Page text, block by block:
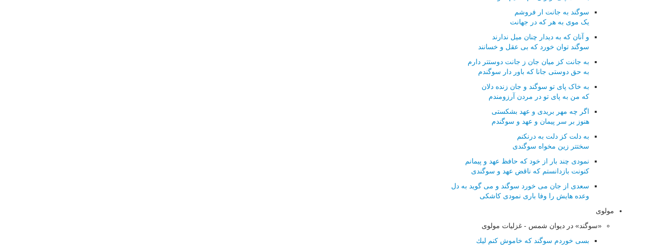
سوگند به جانت ار فروشم
یک موی به هر که در جهانت
و آنان که به دیدار چنان میل ندارند
سوگند توان خورد که بی عقل و خسانند
به جانت کز میان جان ز جانت دوستتر دارم
به حق دوستی جانا که باور دار سوگندم
به خاک پای تو سوگند و جان زنده دلان
که من به پای تو در مردن آرزومندم
اگر چه مهر بریدی و عهد بشکستی
هنوز بر سر پیمان و عهد و سوگندم
به دلت کز دلت به درنکنم
سختتر زین مخواه سوگندی
نمودی چند بار از خود که حافظ عهد و پیمانم
کنونت بازدانستم که ناقض عهد و سوگندی
سعدی از جان می خورد سوگند و می گوید به دل
وعده هایش را وفا باری نمودی کاشکی
مولوی
«سوگند» در دیوان شمس - غزلیات مولوی
بسی خوردم سوگند كه خاموش كنم لیك